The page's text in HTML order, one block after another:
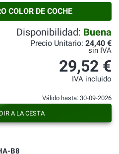
COLOR DE COCHE
B8
Disponibilidad: Buena
Precio Unitario: 24,40 €
sin IVA
29,52 €
IVA incluido
Válido hasta: 30-09-2026
A LA CESTA